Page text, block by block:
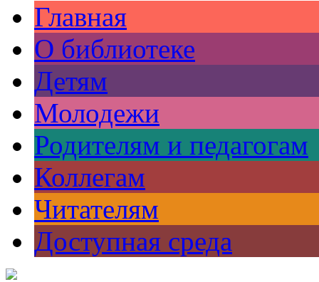
Главная
О библиотеке
Детям
Молодежи
Родителям и педагогам
Коллегам
Читателям
Доступная среда